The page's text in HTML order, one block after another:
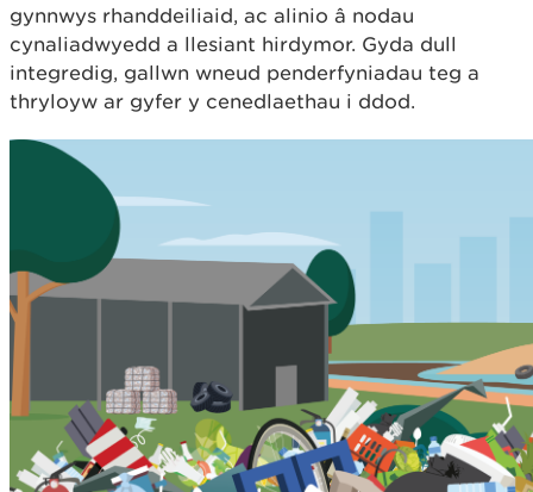
gynnwys rhanddeiliaid, ac alinio â nodau
cynaliadwyedd a llesiant hirdymor. Gyda dull
integredig, gallwn wneud penderfyniadau teg a
thryloyw ar gyfer y cenedlaethau i ddod.